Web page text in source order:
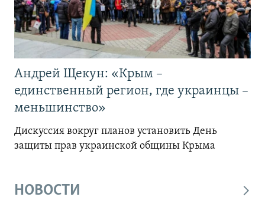
Андрей Щекун: «Крым –
единственный регион, где украинцы –
меньшинство»
Дискуссия вокруг планов установить День
защиты прав украинской общины Крыма
НОВОСТИ